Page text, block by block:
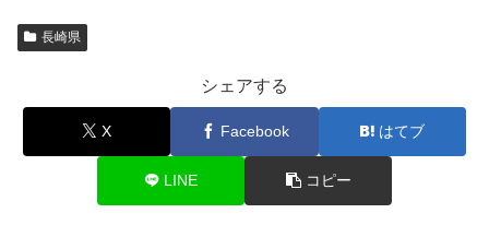
長崎県
シェアする
X Facebook はてブ
LINE コピー